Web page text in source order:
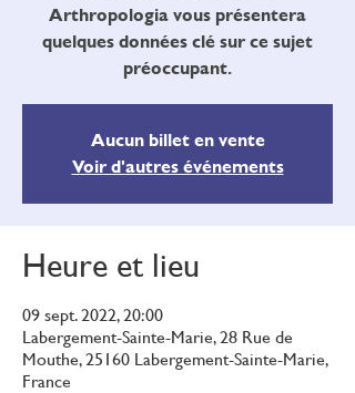
Arthropologia vous présentera
quelques données clé sur ce sujet
préoccupant.
Aucun billet en vente
Voir d'autres événements
Heure et lieu
09 sept. 2022, 20:00
Labergement-Sainte-Marie, 28 Rue de
Mouthe, 25160 Labergement-Sainte-Marie,
France